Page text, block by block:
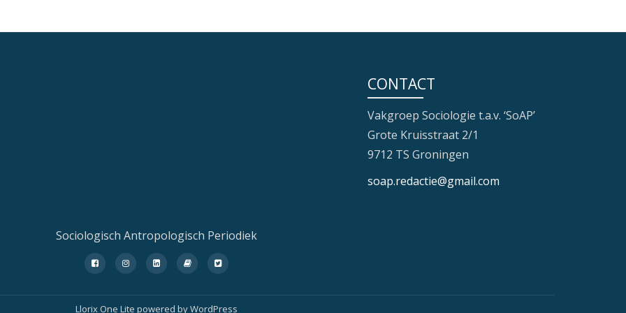
CONTACT
Vakgroep Sociologie t.a.v. ‘SoAP’
Grote Kruisstraat 2/1
9712 TS Groningen
soap.redactie@gmail.com
Sociologisch Antropologisch Periodiek
fa-
square
fa-
fa-
square
fa-
fa-
square
Llorix One Lite powered byWordPress